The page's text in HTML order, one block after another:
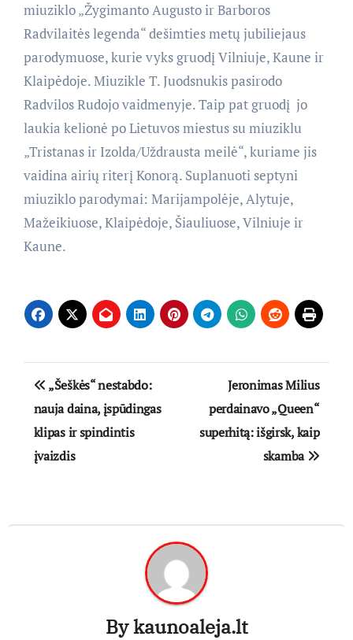
miuziklo „Žygimanto Augusto ir Barboros
Radvilaitės legenda“ dešimties metų jubiliejaus
parodymuose, kurie vyks gruodį Vilniuje, Kaune ir
Klaipėdoje. Miuzikle T. Juodsnukis pasirodo
Radvilos Rudojo vaidmenyje. Taip pat gruodį jo
laukia kelionė po Lietuvos miestus su miuziklu
„Tristanas ir Izolda/Uždrausta meilė“, kuriame jis
vaidina airių riterį Konorą. Suplanuoti septyni
miuziklo parodymai: Marijampolėje, Alytuje,
Mažeikiuose, Klaipėdoje, Šiauliuose, Vilniuje ir
Kaune.
Navigacija
tarp
įrašų
„Šeškės“ nestabdo:
nauja daina, įspūdingas
klipas ir spindintis
įvaizdis
Jeronimas Milius
perdainavo „Queen“
superhitą: išgirsk, kaip
skamba
Bykaunoaleja.lt